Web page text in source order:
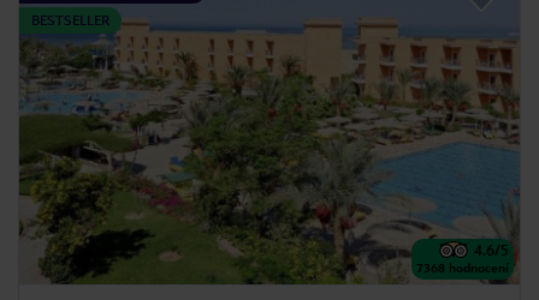
BESTSELLER
4.6/5
7368 hodnocení